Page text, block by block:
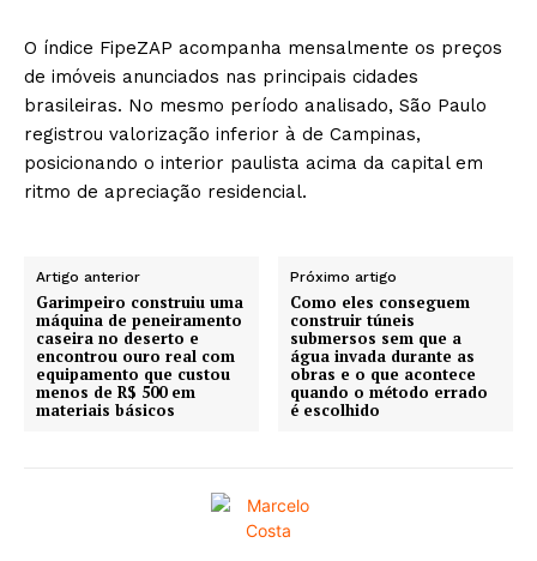
O índice FipeZAP acompanha mensalmente os preços
de imóveis anunciados nas principais cidades
brasileiras. No mesmo período analisado, São Paulo
registrou valorização inferior à de Campinas,
posicionando o interior paulista acima da capital em
ritmo de apreciação residencial.
Artigo anterior
Garimpeiro construiu uma
máquina de peneiramento
caseira no deserto e
encontrou ouro real com
equipamento que custou
menos de R$ 500 em
materiais básicos
Próximo artigo
Como eles conseguem
construir túneis
submersos sem que a
água invada durante as
obras e o que acontece
quando o método errado
é escolhido